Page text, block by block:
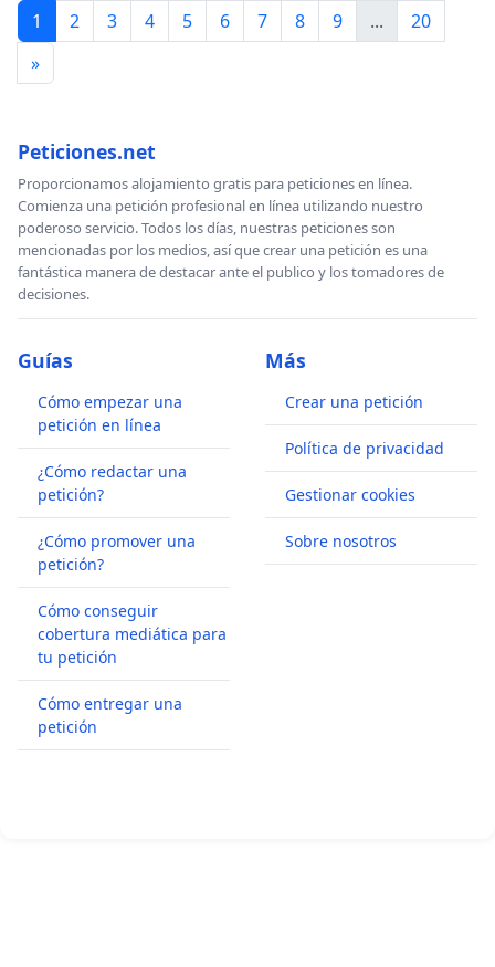
1 2 3 4 5 6 7 8 9 ...
20
»
Peticiones.net
Proporcionamos alojamiento gratis para peticiones en línea.
Comienza una petición profesional en línea utilizando nuestro
poderoso servicio. Todos los días, nuestras peticiones son
mencionadas por los medios, así que crear una petición es una
fantástica manera de destacar ante el publico y los tomadores de
decisiones.
Guías
Cómo empezar una
petición en línea
¿Cómo redactar una
petición?
¿Cómo promover una
petición?
Cómo conseguir
cobertura mediática para
tu petición
Cómo entregar una
petición
Más
Crear una petición
Política de privacidad
Gestionar cookies
Sobre nosotros